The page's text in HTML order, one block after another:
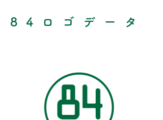
84ロゴデータ